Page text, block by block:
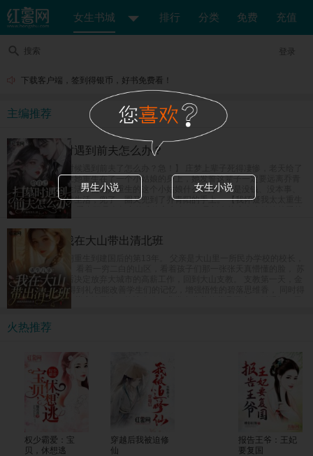
女生书城 排行 分类 免费 充值
搜索 登录
下载客户端，签到得银币，好书免费看！
主编推荐
给自己扫墓时遇到前夫怎么办？
【给自己上坟的时候遇到前夫了怎么办？急！】 庄梦上辈子死得凄惨，老天给了
她重开的机会，让她重生在了一个小姑娘的身上，她发誓这辈子一定要远离乔青
阳，奔向美好新生活，偏偏她重生的这个小姑娘什么都好，就是没钱、没本事、
没学历，她为了讨生活，兜了一圈又兜到了乔青阳的手上。 【我怀疑我太太重生
了怎么办？急！】 乔青阳是个坚定的唯物主义者，但是新来的这个小姑娘越看越
像是庄梦死后换的新马甲，难道是老天爷看他死了老婆这么可怜，又把他老婆送
回来了？
重生八零：我在大山带出清北班
女富豪苏茵茵一朝重生到建国后的第13年。 父亲是大山里一所民办学校的校长，
也是唯一的老师。 看着一穷二白的山区，看着孩子们那一张张天真懵懂的脸， 苏
茵茵在完成学业后决定放弃大城市的高薪工作，回到大山支教。 支教第一天，金
手指系统上线。 得到礼包能改善学生们的记忆，增强悟性的碧落思维香， 同时得
到了能强身健体的紫府转元诀，能让人吃了非常有营养的紫晶玉米， 眨眼间，民
办小学升级成民办中学，父女俩教出来的学生一个个进城拿竞赛名次，毕业班高
考生一个个上了清北！ 全国人民震惊，纷纷发来贺电，“苏老师，明年我能把孩子
转过来吗？大山的修路费我包了！”
火热推荐
权少霸爱：宝
贝，休想逃
穿越后我被迫修
仙
报告王爷：王妃
要复国
男生小说 女生小说